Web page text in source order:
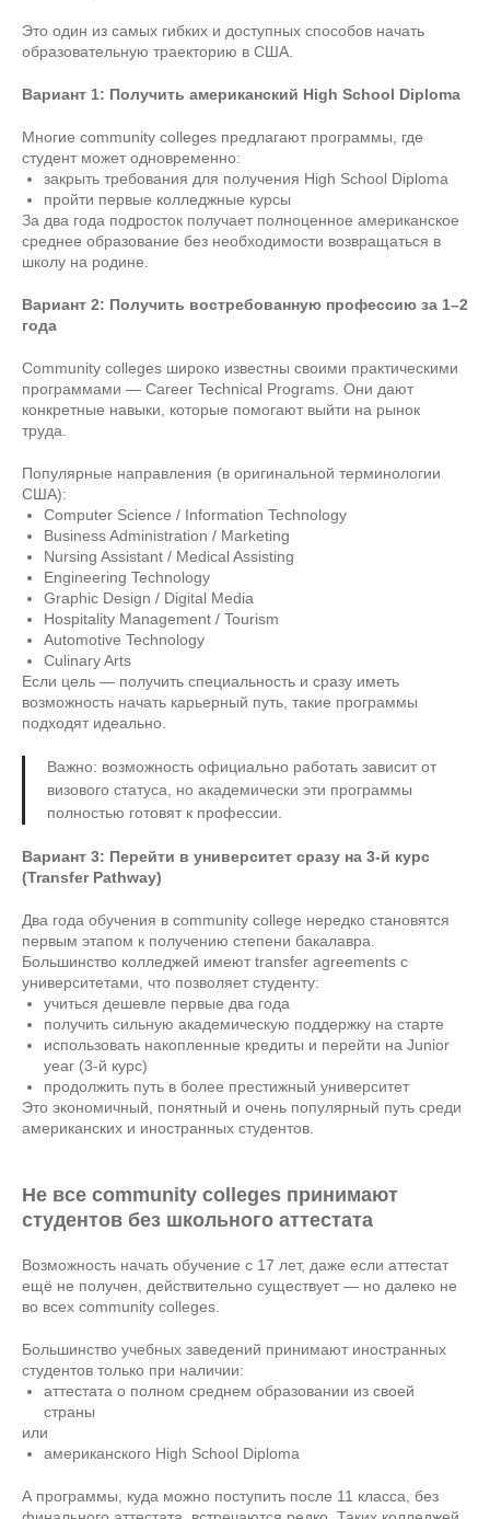
Это один из самых гибких и доступных способов начать
образовательную траекторию в США.
Вариант 1: Получить американский High School Diploma
Многие community colleges предлагают программы, где
студент может одновременно:
закрыть требования для получения High School Diploma
пройти первые колледжные курсы
За два года подросток получает полноценное американское
среднее образование без необходимости возвращаться в
школу на родине.
Вариант 2: Получить востребованную профессию за 1–2
года
Community colleges широко известны своими практическими
программами — Career Technical Programs. Они дают
конкретные навыки, которые помогают выйти на рынок
труда.
Популярные направления (в оригинальной терминологии
США):
Computer Science / Information Technology
Business Administration / Marketing
Nursing Assistant / Medical Assisting
Engineering Technology
Graphic Design / Digital Media
Hospitality Management / Tourism
Automotive Technology
Culinary Arts
Если цель — получить специальность и сразу иметь
возможность начать карьерный путь, такие программы
подходят идеально.
Важно: возможность официально работать зависит от
визового статуса, но академически эти программы
полностью готовят к профессии.
Вариант 3: Перейти в университет сразу на 3-й курс
(Transfer Pathway)
Два года обучения в community college нередко становятся
первым этапом к получению степени бакалавра.
Большинство колледжей имеют transfer agreements с
университетами, что позволяет студенту:
учиться дешевле первые два года
получить сильную академическую поддержку на старте
использовать накопленные кредиты и перейти на Junior
year (3-й курс)
продолжить путь в более престижный университет
Это экономичный, понятный и очень популярный путь среди
американских и иностранных студентов.
Не все community colleges принимают
студентов без школьного аттестата
Возможность начать обучение с 17 лет, даже если аттестат
ещё не получен, действительно существует — но далеко не
во всех community colleges.
Большинство учебных заведений принимают иностранных
студентов только при наличии:
аттестата о полном среднем образовании из своей
страны
или
американского High School Diploma
А программы, куда можно поступить после 11 класса, без